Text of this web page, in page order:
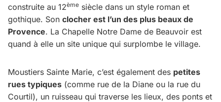
construite au 12ème siècle dans un style roman et
gothique. Son clocher est l’un des plus beaux de
Provence. La Chapelle Notre Dame de Beauvoir est
quand à elle un site unique qui surplombe le village.
Moustiers Sainte Marie, c’est également des petites
rues typiques (comme rue de la Diane ou la rue du
Courtil), un ruisseau qui traverse les lieux, des ponts et